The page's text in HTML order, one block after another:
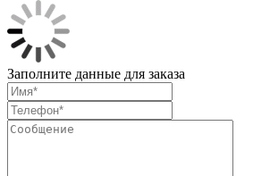
Заполните данные для заказа